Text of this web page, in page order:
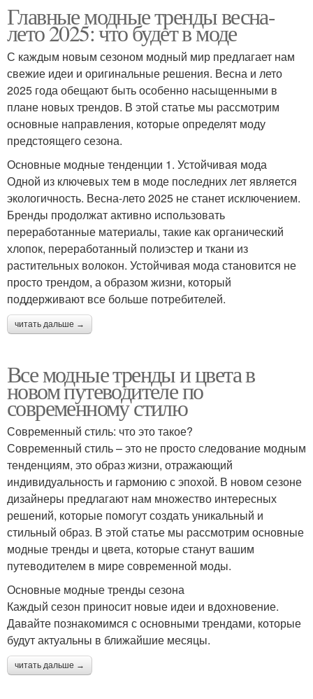
Главные модные тренды весна-
лето 2025: что будет в моде
С каждым новым сезоном модный мир предлагает нам
свежие идеи и оригинальные решения. Весна и лето
2025 года обещают быть особенно насыщенными в
плане новых трендов. В этой статье мы рассмотрим
основные направления, которые определят моду
предстоящего сезона.
Основные модные тенденции 1. Устойчивая мода
Одной из ключевых тем в моде последних лет является
экологичность. Весна-лето 2025 не станет исключением.
Бренды продолжат активно использовать
переработанные материалы, такие как органический
хлопок, переработанный полиэстер и ткани из
растительных волокон. Устойчивая мода становится не
просто трендом, а образом жизни, который
поддерживают все больше потребителей.
читать дальше →
Все модные тренды и цвета в
новом путеводителе по
современному стилю
Современный стиль: что это такое?
Современный стиль – это не просто следование модным
тенденциям, это образ жизни, отражающий
индивидуальность и гармонию с эпохой. В новом сезоне
дизайнеры предлагают нам множество интересных
решений, которые помогут создать уникальный и
стильный образ. В этой статье мы рассмотрим основные
модные тренды и цвета, которые станут вашим
путеводителем в мире современной моды.
Основные модные тренды сезона
Каждый сезон приносит новые идеи и вдохновение.
Давайте познакомимся с основными трендами, которые
будут актуальны в ближайшие месяцы.
читать дальше →